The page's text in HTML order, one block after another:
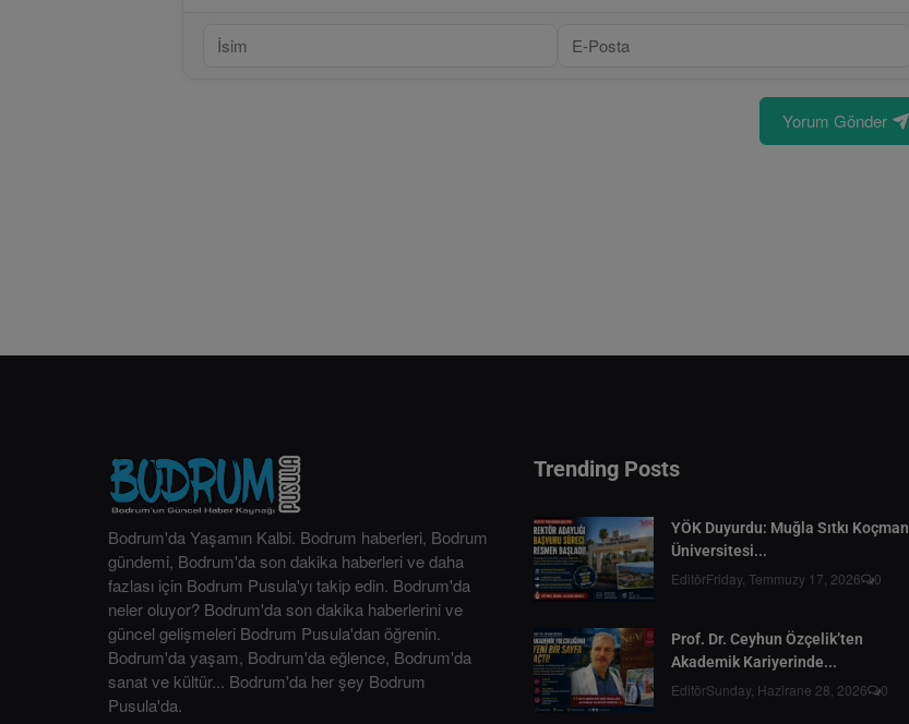
Yorum Gönder
Bodrum'da Yaşamın Kalbi. Bodrum haberleri, Bodrum
gündemi, Bodrum'da son dakika haberleri ve daha
fazlası için Bodrum Pusula'yı takip edin. Bodrum'da
neler oluyor? Bodrum'da son dakika haberlerini ve
güncel gelişmeleri Bodrum Pusula'dan öğrenin.
Bodrum'da yaşam, Bodrum'da eğlence, Bodrum'da
sanat ve kültür... Bodrum'da her şey Bodrum
Pusula'da.
Trending Posts
YÖK Duyurdu: Muğla Sıtkı Koçman
Üniversitesi...
EditörFriday, Temmuzy 17, 2026 0
Prof. Dr. Ceyhun Özçelik’ten
Akademik Kariyerinde...
EditörSunday, Hazirane 28, 2026 0